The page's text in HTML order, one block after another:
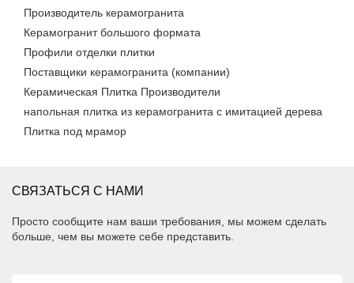
Производитель керамогранита
Керамогранит большого формата
Профили отделки плитки
Поставщики керамогранита (компании)
Керамическая Плитка Производители
напольная плитка из керамогранита с имитацией дерева
Плитка под мрамор
СВЯЗАТЬСЯ С НАМИ
Просто сообщите нам ваши требования, мы можем сделать
больше, чем вы можете себе представить.